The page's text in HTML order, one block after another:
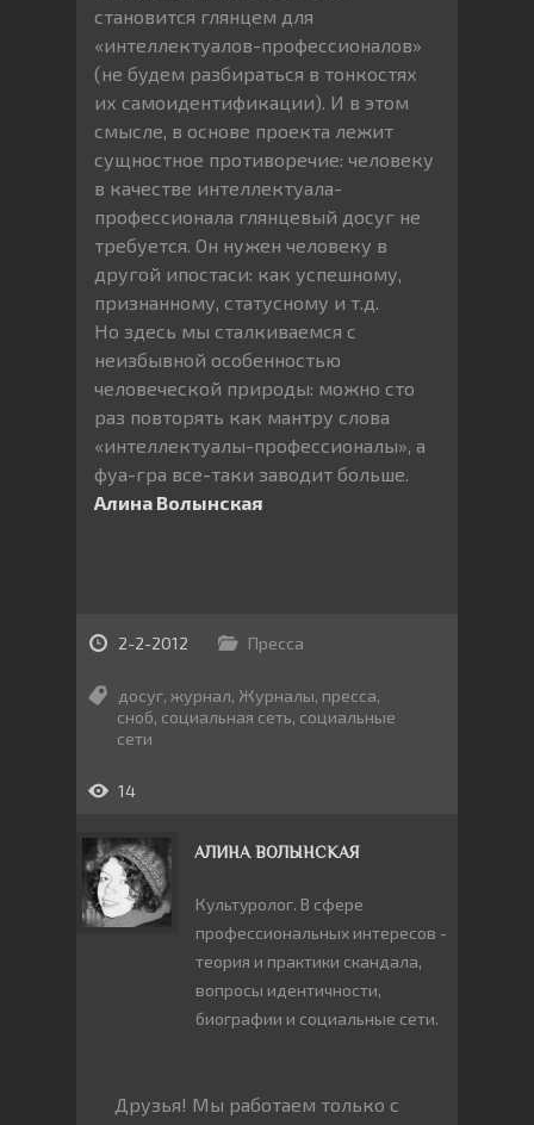
становится глянцем для
«интеллектуалов-профессионалов»
(не будем разбираться в тонкостях
их самоидентификации). И в этом
смысле, в основе проекта лежит
сущностное противоречие: человеку
в качестве интеллектуала-
профессионала глянцевый досуг не
требуется. Он нужен человеку в
другой ипостаси: как успешному,
признанному, статусному и т.д.
Но здесь мы сталкиваемся с
неизбывной особенностью
человеческой природы: можно сто
раз повторять как мантру слова
«интеллектуалы-профессионалы», а
фуа-гра все-таки заводит больше.
Алина Волынская
2-2-2012 Пресса
досуг, журнал, Журналы, пресса,
сноб, социальная сеть, социальные
сети
14
АЛИНА ВОЛЫНСКАЯ
Культуролог. В сфере
профессиональных интересов -
теория и практики скандала,
вопросы идентичности,
биографии и социальные сети.
Друзья! Мы работаем только с